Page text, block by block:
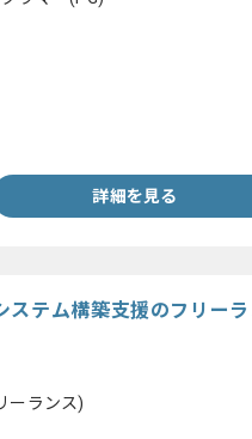
詳細を見る
ステム構築支援のフリー
ーランス)